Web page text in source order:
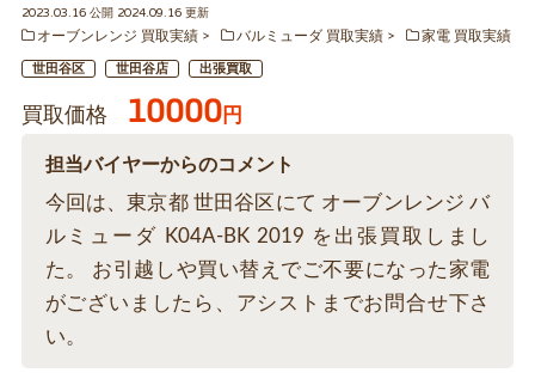
2023.03.16 公開 2024.09.16 更新
オーブンレンジ 買取実績
バルミューダ 買取実績 家電 買取実績
世田谷区 世田谷店 出張買取
買取価格 10000円
担当バイヤーからのコメント
今回は、東京都 世田谷区にて オーブンレンジ バ
ルミューダ K04A-BK 2019 を出張買取しまし
た。 お引越しや買い替えでご不要になった家電
がございましたら、アシストまでお問合せ下さ
い。